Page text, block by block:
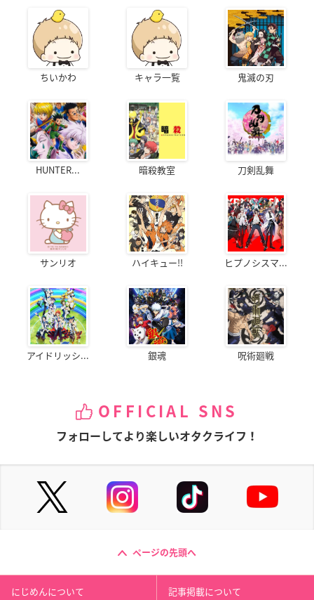
ちいかわ キャラ一覧 鬼滅の刃
HUNTER... 暗殺教室 刀剣乱舞
サンリオ ハイキュー!! ヒプノシスマ...
アイドリッシ... 銀魂 呪術廻戦
OFFICIAL SNS
フォローしてより楽しいオタクライフ！
ページの先頭へ
にじめんについて 記事掲載について